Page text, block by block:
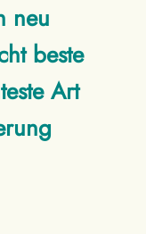
neu
beste
Art